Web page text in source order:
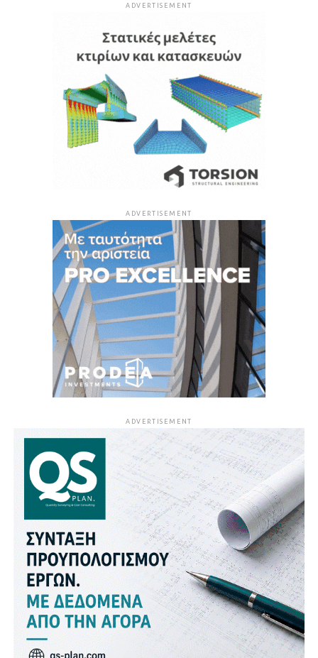
ADVERTISEMENT
ADVERTISEMENT
ADVERTISEMENT